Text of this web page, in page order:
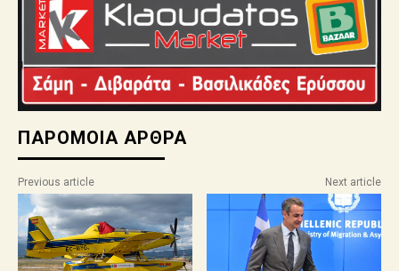
ΠΑΡΟΜΟΙΑ ΑΡΘΡΑ
Previous article Next article